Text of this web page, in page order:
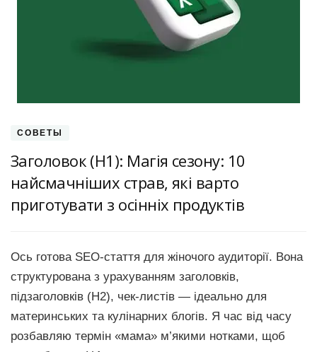
СОВЕТЫ
Заголовок (H1): Магія сезону: 10
найсмачніших страв, які варто
приготувати з осінніх продуктів
Ось готова SEO-стаття для жіночого аудиторії. Вона
структурована з урахуванням заголовків,
підзаголовків (H2), чек-листів — ідеально для
материнських та кулінарних блогів. Я час від часу
розбавляю термін «мама» м’якими нотками, щоб